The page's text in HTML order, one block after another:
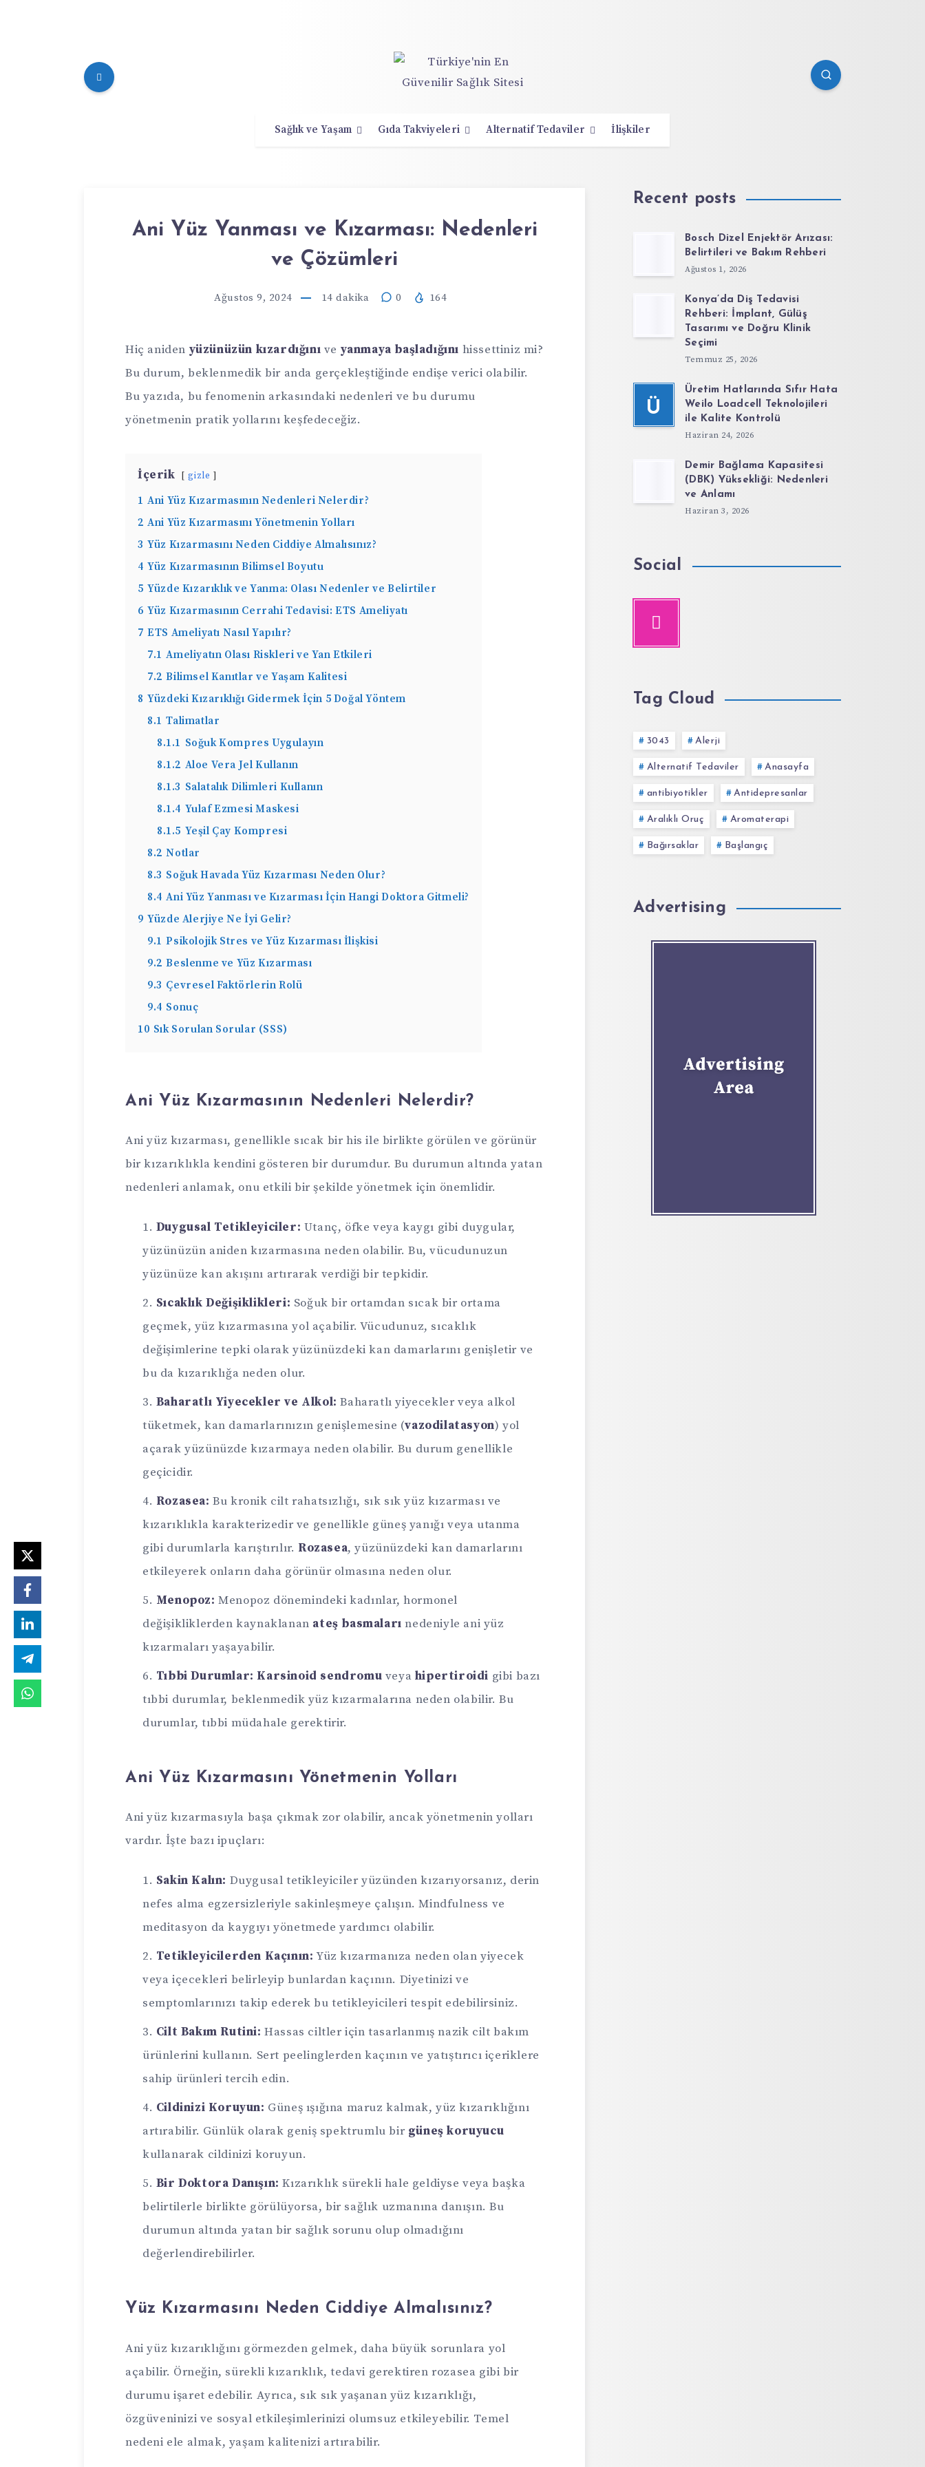
Sağlık ve Yaşam Gıda Takviyeleri Alternatif Tedaviler İlişkiler
Ani Yüz Yanması ve Kızarması: Nedenleri
ve Çözümleri
Ağustos 9, 2024 14 dakika 0 164
Hiç aniden yüzünüzün kızardığını ve yanmaya başladığını hissettiniz mi?
Bu durum, beklenmedik bir anda gerçekleştiğinde endişe verici olabilir.
Bu yazıda, bu fenomenin arkasındaki nedenleri ve bu durumu
yönetmenin pratik yollarını keşfedeceğiz.
İçerik gizle
1 Ani Yüz Kızarmasının Nedenleri Nelerdir?
2 Ani Yüz Kızarmasını Yönetmenin Yolları
3 Yüz Kızarmasını Neden Ciddiye Almalısınız?
4 Yüz Kızarmasının Bilimsel Boyutu
5 Yüzde Kızarıklık ve Yanma: Olası Nedenler ve Belirtiler
6 Yüz Kızarmasının Cerrahi Tedavisi: ETS Ameliyatı
7 ETS Ameliyatı Nasıl Yapılır?
7.1 Ameliyatın Olası Riskleri ve Yan Etkileri
7.2 Bilimsel Kanıtlar ve Yaşam Kalitesi
8 Yüzdeki Kızarıklığı Gidermek İçin 5 Doğal Yöntem
8.1 Talimatlar
8.1.1 Soğuk Kompres Uygulayın
8.1.2 Aloe Vera Jel Kullanın
8.1.3 Salatalık Dilimleri Kullanın
8.1.4 Yulaf Ezmesi Maskesi
8.1.5 Yeşil Çay Kompresi
8.2 Notlar
8.3 Soğuk Havada Yüz Kızarması Neden Olur?
8.4 Ani Yüz Yanması ve Kızarması İçin Hangi Doktora Gitmeli?
9 Yüzde Alerjiye Ne İyi Gelir?
9.1 Psikolojik Stres ve Yüz Kızarması İlişkisi
9.2 Beslenme ve Yüz Kızarması
9.3 Çevresel Faktörlerin Rolü
9.4 Sonuç
10 Sık Sorulan Sorular (SSS)
Ani Yüz Kızarmasının Nedenleri Nelerdir?
Ani yüz kızarması, genellikle sıcak bir his ile birlikte görülen ve görünür
bir kızarıklıkla kendini gösteren bir durumdur. Bu durumun altında yatan
nedenleri anlamak, onu etkili bir şekilde yönetmek için önemlidir.
Duygusal Tetikleyiciler: Utanç, öfke veya kaygı gibi duygular,
yüzünüzün aniden kızarmasına neden olabilir. Bu, vücudunuzun
yüzünüze kan akışını artırarak verdiği bir tepkidir.
Sıcaklık Değişiklikleri: Soğuk bir ortamdan sıcak bir ortama
geçmek, yüz kızarmasına yol açabilir. Vücudunuz, sıcaklık
değişimlerine tepki olarak yüzünüzdeki kan damarlarını genişletir ve
bu da kızarıklığa neden olur.
Baharatlı Yiyecekler ve Alkol: Baharatlı yiyecekler veya alkol
tüketmek, kan damarlarınızın genişlemesine (vazodilatasyon) yol
açarak yüzünüzde kızarmaya neden olabilir. Bu durum genellikle
geçicidir.
Rozasea: Bu kronik cilt rahatsızlığı, sık sık yüz kızarması ve
kızarıklıkla karakterizedir ve genellikle güneş yanığı veya utanma
gibi durumlarla karıştırılır. Rozasea, yüzünüzdeki kan damarlarını
etkileyerek onların daha görünür olmasına neden olur.
Menopoz: Menopoz dönemindeki kadınlar, hormonel
değişikliklerden kaynaklanan ateş basmaları nedeniyle ani yüz
kızarmaları yaşayabilir.
Tıbbi Durumlar: Karsinoid sendromu veya hipertiroidi gibi bazı
tıbbi durumlar, beklenmedik yüz kızarmalarına neden olabilir. Bu
durumlar, tıbbi müdahale gerektirir.
Ani Yüz Kızarmasını Yönetmenin Yolları
Ani yüz kızarmasıyla başa çıkmak zor olabilir, ancak yönetmenin yolları
vardır. İşte bazı ipuçları:
Sakin Kalın: Duygusal tetikleyiciler yüzünden kızarıyorsanız, derin
nefes alma egzersizleriyle sakinleşmeye çalışın. Mindfulness ve
meditasyon da kaygıyı yönetmede yardımcı olabilir.
Tetikleyicilerden Kaçının: Yüz kızarmanıza neden olan yiyecek
veya içecekleri belirleyip bunlardan kaçının. Diyetinizi ve
semptomlarınızı takip ederek bu tetikleyicileri tespit edebilirsiniz.
Cilt Bakım Rutini: Hassas ciltler için tasarlanmış nazik cilt bakım
ürünlerini kullanın. Sert peelinglerden kaçının ve yatıştırıcı içeriklere
sahip ürünleri tercih edin.
Cildinizi Koruyun: Güneş ışığına maruz kalmak, yüz kızarıklığını
artırabilir. Günlük olarak geniş spektrumlu bir güneş koruyucu
kullanarak cildinizi koruyun.
Bir Doktora Danışın: Kızarıklık sürekli hale geldiyse veya başka
belirtilerle birlikte görülüyorsa, bir sağlık uzmanına danışın. Bu
durumun altında yatan bir sağlık sorunu olup olmadığını
değerlendirebilirler.
Yüz Kızarmasını Neden Ciddiye Almalısınız?
Ani yüz kızarıklığını görmezden gelmek, daha büyük sorunlara yol
açabilir. Örneğin, sürekli kızarıklık, tedavi gerektiren rozasea gibi bir
durumu işaret edebilir. Ayrıca, sık sık yaşanan yüz kızarıklığı,
özgüveninizi ve sosyal etkileşimlerinizi olumsuz etkileyebilir. Temel
nedeni ele almak, yaşam kalitenizi artırabilir.
Recent posts
Bosch Dizel Enjektör Arızası:
Belirtileri ve Bakım Rehberi
Ağustos 1, 2026
Konya’da Diş Tedavisi
Rehberi: İmplant, Gülüş
Tasarımı ve Doğru Klinik
Seçimi
Temmuz 25, 2026
Ü
Üretim Hatlarında Sıfır Hata
Weilo Loadcell Teknolojileri
ile Kalite Kontrolü
Haziran 24, 2026
Demir Bağlama Kapasitesi
(DBK) Yüksekliği: Nedenleri
ve Anlamı
Haziran 3, 2026
Social
Tag Cloud
3043 Alerji
Alternatif Tedaviler Anasayfa
antibiyotikler Antidepresanlar
Aralıklı Oruç Aromaterapi
Bağırsaklar Başlangıç
Advertising